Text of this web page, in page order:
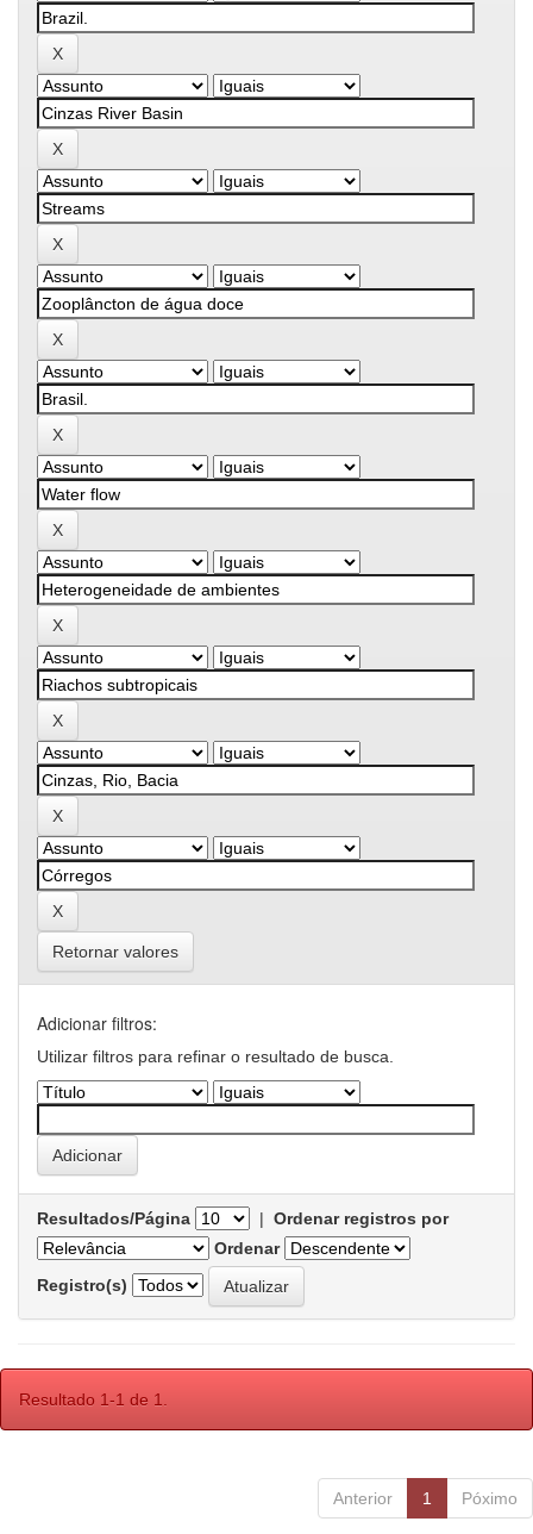
Retornar valores
Adicionar filtros:
Utilizar filtros para refinar o resultado de busca.
Resultados/Página | Ordenar registros por
Ordenar
Registro(s)
Resultado 1-1 de 1.
Anterior 1 Póximo